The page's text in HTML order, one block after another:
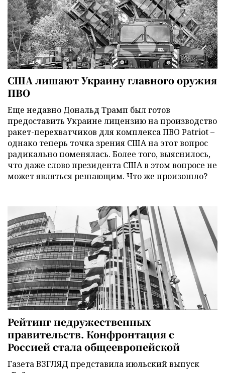
США лишают Украину главного оружия
ПВО
Еще недавно Дональд Трамп был готов
предоставить Украине лицензию на производство
ракет-перехватчиков для комплекса ПВО Patriot –
однако теперь точка зрения США на этот вопрос
радикально поменялась. Более того, выяснилось,
что даже слово президента США в этом вопросе не
может являться решающим. Что же произошло?
Рейтинг недружественных
правительств. Конфронтация с
Россией стала общеевропейской
Газета ВЗГЛЯД представила июльский выпуск